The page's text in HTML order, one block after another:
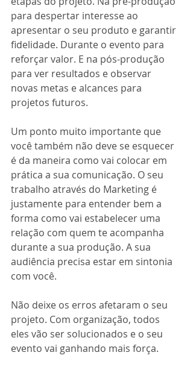
para despertar interesse ao
apresentar o seu produto e garantir
fidelidade. Durante o evento para
reforçar valor. E na pós-produção
para ver resultados e observar
novas metas e alcances para
projetos futuros.
Um ponto muito importante que
você também não deve se esquecer
é da maneira como vai colocar em
prática a sua comunicação. O seu
trabalho através do Marketing é
justamente para entender bem a
forma como vai estabelecer uma
relação com quem te acompanha
durante a sua produção. A sua
audiência precisa estar em sintonia
com você.
Não deixe os erros afetaram o seu
projeto. Com organização, todos
eles vão ser solucionados e o seu
evento vai ganhando mais força.